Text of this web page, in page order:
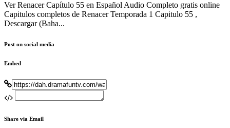
Ver Renacer Capítulo 55 en Español Audio Completo gratis online
Capitulos completos de Renacer Temporada 1 Capitulo 55 ,
Descargar (Baha...
Post on social media
Embed
Share via Email